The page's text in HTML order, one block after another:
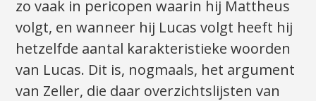
zo vaak in pericopen waarin hij Mattheus
volgt, en wanneer hij Lucas volgt heeft hij
hetzelfde aantal karakteristieke woorden
van Lucas. Dit is, nogmaals, het argument
van Zeller, die daar overzichtslijsten van